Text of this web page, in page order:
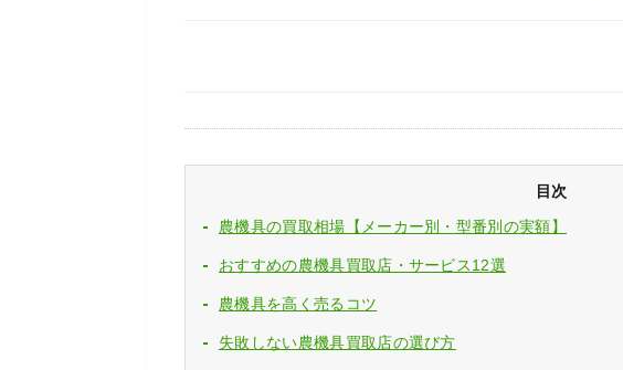
目次
農機具の買取相場【メーカー別・型番別の実額】
おすすめの農機具買取店・サービス12選
農機具を高く売るコツ
失敗しない農機具買取店の選び方